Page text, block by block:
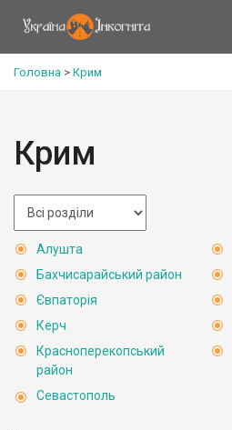
Головна > Крим
Крим
Алушта
Бахчисарайський район
Євпаторія
Керч
Красноперекопський
район
Севастополь